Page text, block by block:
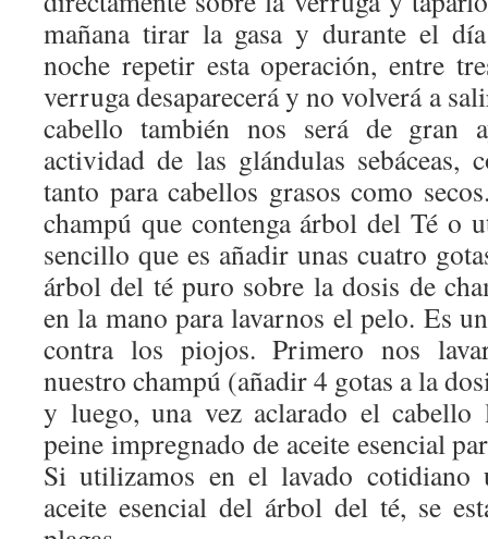
mañana tirar la gasa y durante el
noche repetir esta operación, entre
verruga desaparecerá y no volverá a
cabello también nos será de gran
actividad de las glándulas sebáceas,
tanto para cabellos grasos como
champú que contenga árbol del Té o
sencillo que es añadir unas cuatro
árbol del té puro sobre la dosis de
en la mano para lavarnos el pelo. Es
contra los piojos. Primero nos
nuestro champú (añadir 4 gotas a la
y luego, una vez aclarado el cabello
peine impregnado de aceite esencial
Si utilizamos en el lavado cotidiano
aceite esencial del árbol del té, se